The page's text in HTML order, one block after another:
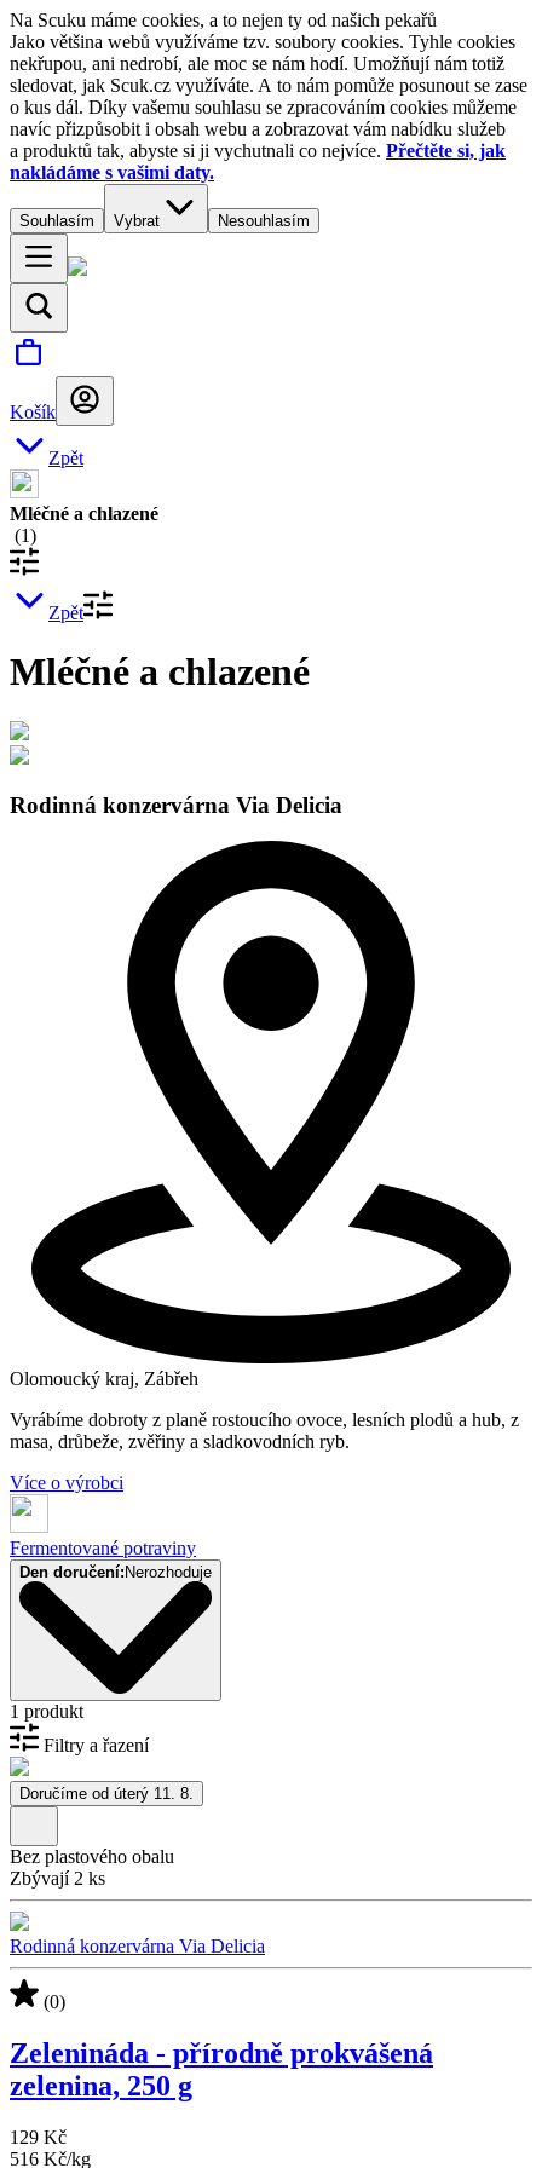
Na Scuku máme cookies, a to nejen ty od našich pekařů
Jako většina webů využíváme tzv. soubory cookies. Tyhle cookies
nekřupou, ani nedrobí, ale moc se nám hodí. Umožňují nám totiž
sledovat, jak Scuk.cz využíváte. A to nám pomůže posunout se zase
o kus dál. Díky vašemu souhlasu se zpracováním cookies můžeme
navíc přizpůsobit i obsah webu a zobrazovat vám nabídku služeb
a produktů tak, abyste si ji vychutnali co nejvíce. Přečtěte si, jak
nakládáme s vašimi daty.
Souhlasím Vybrat Nesouhlasím
Košík
Zpět
Mléčné a chlazené
(1)
Zpět
Mléčné a chlazené
Rodinná konzervárna Via Delicia
Olomoucký kraj, Zábřeh
Vyrábíme dobroty z planě rostoucího ovoce, lesních plodů a hub, z
masa, drůbeže, zvěřiny a sladkovodních ryb.
Více o výrobci
Fermentované potraviny
Den doručení: Nerozhoduje
1 produkt
Filtry a řazení
Doručíme od úterý 11. 8.
Bez plastového obalu
Zbývají 2 ks
Rodinná konzervárna Via Delicia
(0)
Zelenináda - přírodně prokvášená
zelenina, 250 g
129 Kč
516 Kč/kg